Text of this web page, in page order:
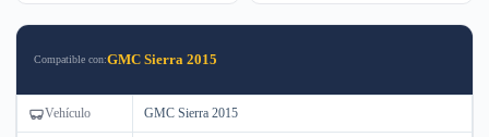
Compatible con:GMC Sierra 2015
Vehículo GMC Sierra 2015